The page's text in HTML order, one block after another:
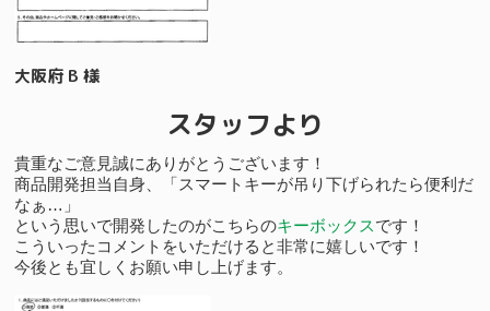
大阪府 B 様
スタッフより
貴重なご意見誠にありがとうございます！
商品開発担当自身、「スマートキーが吊り下げられたら便利だ
なぁ…」
という思いで開発したのがこちらのキーボックスです！
こういったコメントをいただけると非常に嬉しいです！
今後とも宜しくお願い申し上げます。